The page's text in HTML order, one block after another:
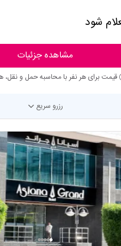
شود
مشاهده جزئیات
قیمت برای هر نفر با محاسبه حمل و
رزرو سریع